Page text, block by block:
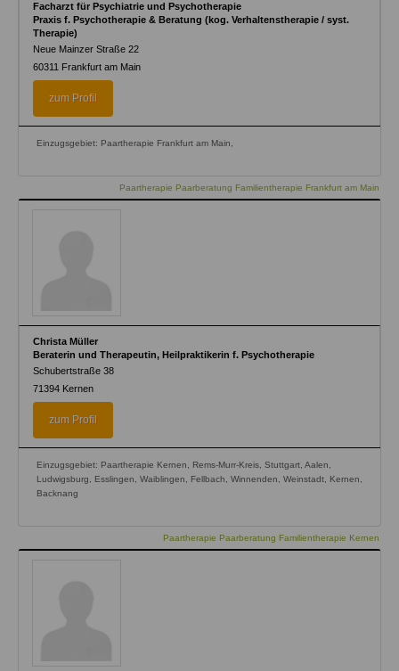
Facharzt für Psychiatrie und Psychotherapie
Praxis f. Psychotherapie & Beratung (kog. Verhaltenstherapie / syst.
Therapie)
Neue Mainzer Straße 22
60311 Frankfurt am Main
zum Profil
Einzugsgebiet: Paartherapie Frankfurt am Main,
Paartherapie Paarberatung Familientherapie Frankfurt am Main
Christa Müller
Beraterin und Therapeutin, Heilpraktikerin f. Psychotherapie
Schubertstraße 38
71394 Kernen
zum Profil
Einzugsgebiet: Paartherapie Kernen, Rems-Murr-Kreis, Stuttgart, Aalen,
Ludwigsburg, Esslingen, Waiblingen, Fellbach, Winnenden, Weinstadt, Kernen,
Backnang
Paartherapie Paarberatung Familientherapie Kernen